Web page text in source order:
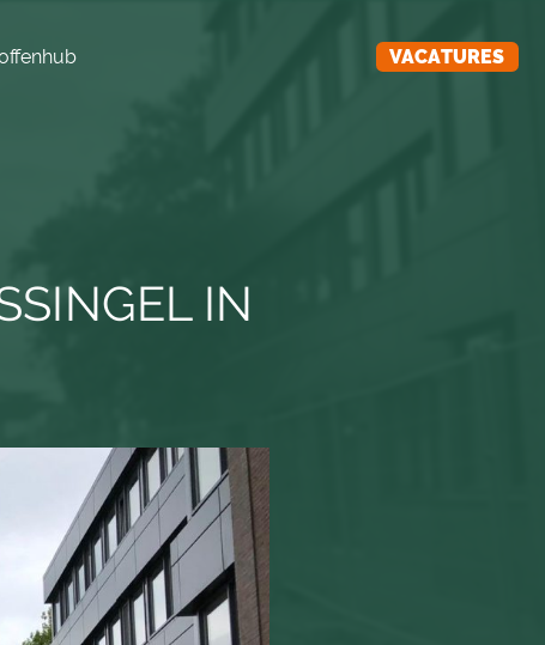
VACATURES
IN